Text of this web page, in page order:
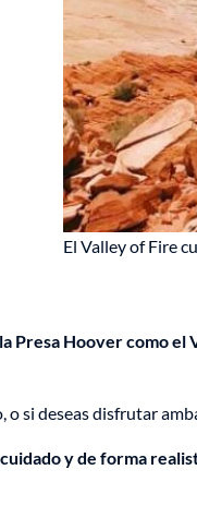
El Valley of Fire
Presa Hoover como el
o si deseas disfrutar
y de forma